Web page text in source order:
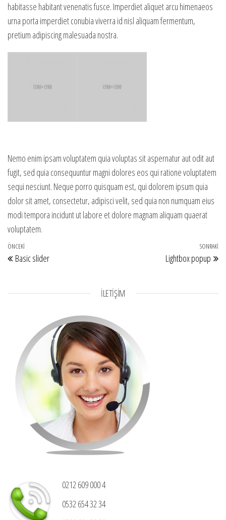
habitasse habitant venenatis fusce. Imperdiet aliquet arcu himenaeos
urna porta imperdiet conubia viverra id nisl aliquam fermentum,
pretium adipiscing malesuada nostra.
Nemo enim ipsam voluptatem quia voluptas sit aspernatur aut odit aut
fugit, sed quia consequuntur magni dolores eos qui ratione voluptatem
sequi nesciunt. Neque porro quisquam est, qui dolorem ipsum quia
dolor sit amet, consectetur, adipisci velit, sed quia non numquam eius
modi tempora incidunt ut labore et dolore magnam aliquam quaerat
voluptatem.
Yazı gezinmesi
Önceki Yazı
ÖNCEKI
Basic slider
SONRAKI
Lightbox popup
İLETİŞİM
0212 609 000 4
0532 654 32 34